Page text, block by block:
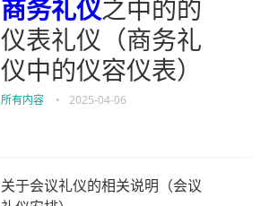
商务礼仪之中的的
仪表礼仪（商务礼
仪中的仪容仪表）
所有内容 • 2025-04-06
关于会议礼仪的相关说明（会议